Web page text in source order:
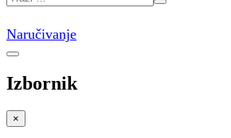
Naručivanje
Izbornik
×